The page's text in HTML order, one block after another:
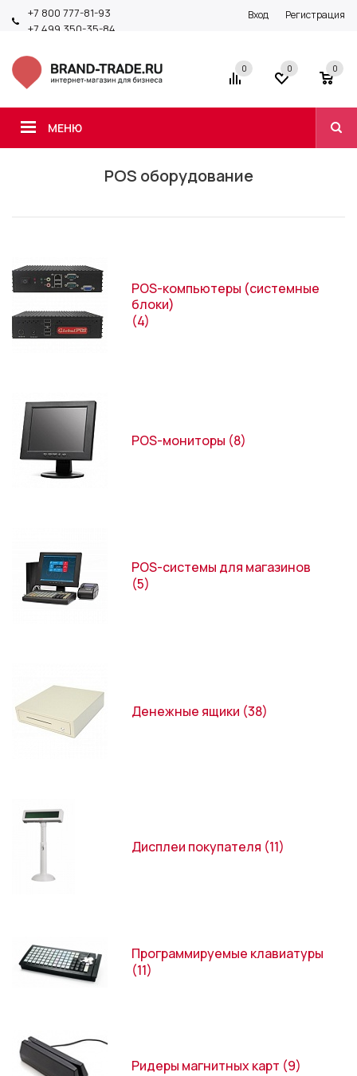
+7 800 777-81-93
+7 499 350-35-84
Вход Регистрация
МЕНЮ
0 0 0
POS оборудование
POS-компьютеры (системные
блоки)
(4)
POS-мониторы (8)
POS-системы для магазинов
(5)
Денежные ящики (38)
Дисплеи покупателя (11)
Программируемые клавиатуры
(11)
Ридеры магнитных карт (9)